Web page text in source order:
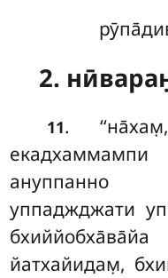
2.
11. ‘‘на̄хам̣
ануппанно
уппаджджати
бхиййобха̄ва̄йа
йатхайидам̣,